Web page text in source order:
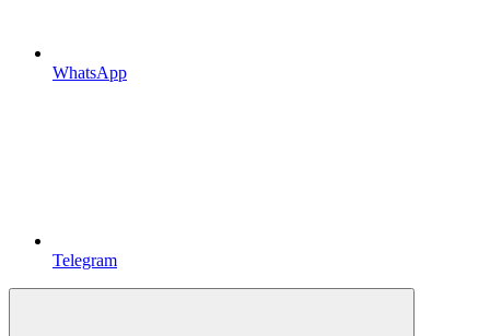
WhatsApp
Telegram